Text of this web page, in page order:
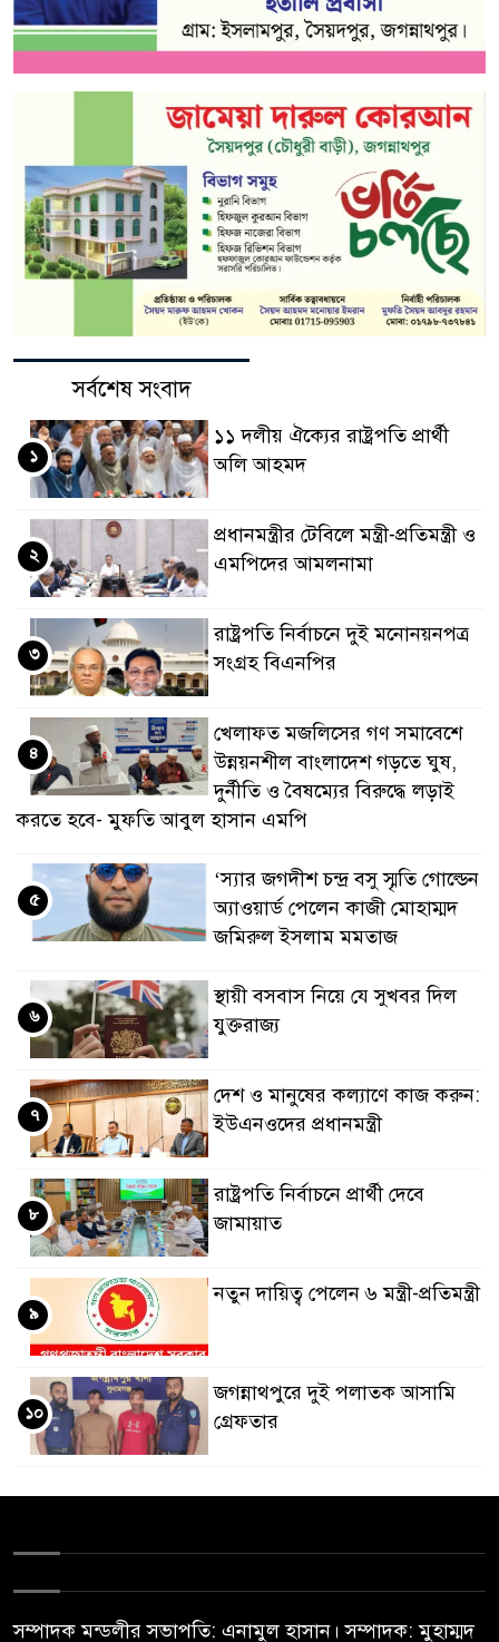
সর্বশেষ সংবাদ
১১ দলীয় ঐক্যের রাষ্ট্রপতি প্রার্থী
অলি আহমদ
১
প্রধানমন্ত্রীর টেবিলে মন্ত্রী-প্রতিমন্ত্রী ও
এমপিদের আমলনামা
২
রাষ্ট্রপতি নির্বাচনে দুই মনোনয়নপত্র
সংগ্রহ বিএনপির
৩
খেলাফত মজলিসের গণ সমাবেশে
উন্নয়নশীল বাংলাদেশ গড়তে ঘুষ,
দুর্নীতি ও বৈষম্যের বিরুদ্ধে লড়াই
করতে হবে- মুফতি আবুল হাসান এমপি
৪
‘স্যার জগদীশ চন্দ্র বসু স্মৃতি গোল্ডেন
অ্যাওয়ার্ড পেলেন কাজী মোহাম্মদ
জমিরুল ইসলাম মমতাজ
৫
স্থায়ী বসবাস নিয়ে যে সুখবর দিল
যুক্তরাজ্য
৬
দেশ ও মানুষের কল্যাণে কাজ করুন:
ইউএনওদের প্রধানমন্ত্রী
৭
রাষ্ট্রপতি নির্বাচনে প্রার্থী দেবে
জামায়াত
৮
নতুন দায়িত্ব পেলেন ৬ মন্ত্রী-প্রতিমন্ত্রী
৯
জগন্নাথপুরে দুই পলাতক আসামি
গ্রেফতার
১০
সম্পাদক মন্ডলীর সভাপতি: এনামুল হাসান। সম্পাদক: মুহাম্মদ